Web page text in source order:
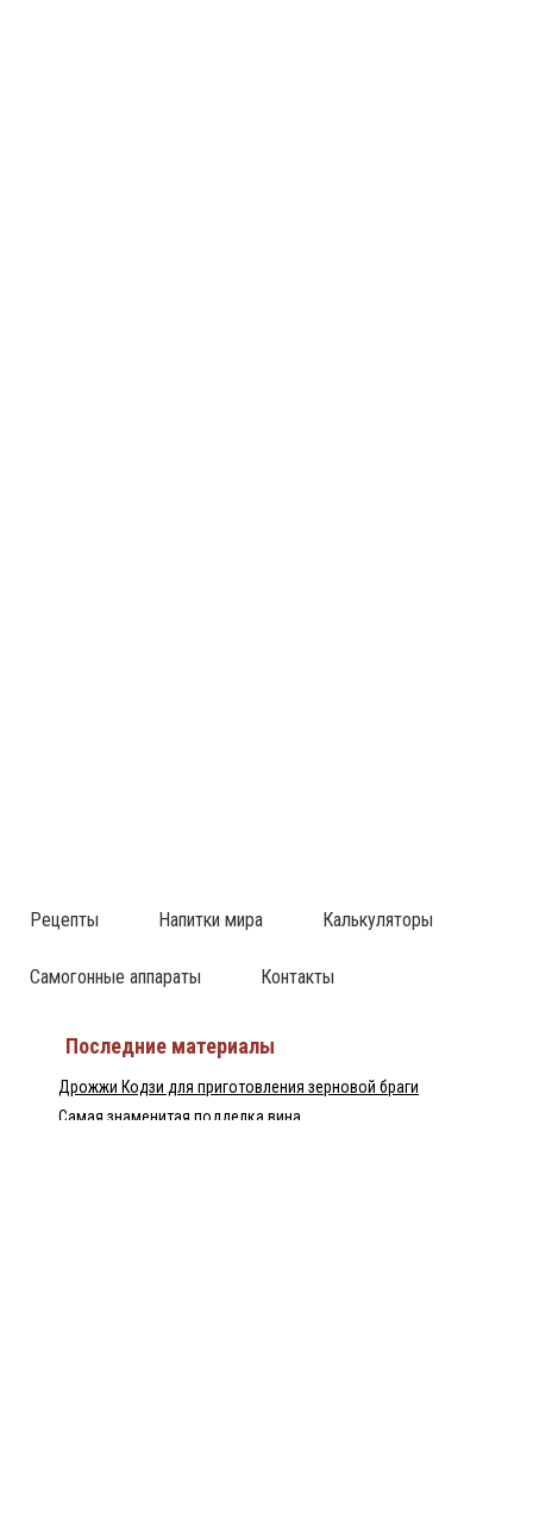
Рецепты Напитки мира Калькуляторы
Самогонные аппараты Контакты
Последние материалы
Дрожжи Кодзи для приготовления зерновой браги
Самая знаменитая подделка вина